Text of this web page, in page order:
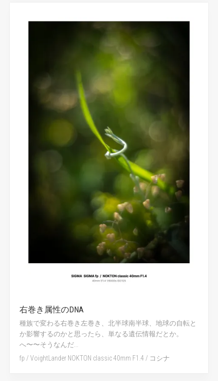
右巻き属性のDNA
種族で変わる右巻き左巻き、北半球南半球、地球の自転と
か影響するのかと思ったら、単なる遺伝情報だとか。
へ〜〜そうなんだ...
fp / VoightLander NOKTON classic 40mm F1.4 / コシナ